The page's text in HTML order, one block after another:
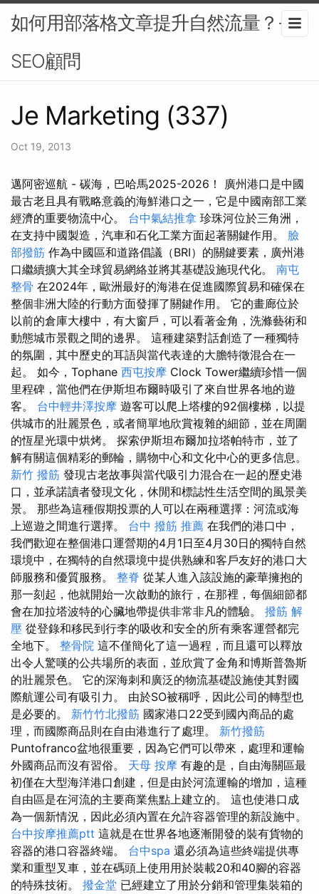
如何用部落格文章提升自然流量？-
SEO顧問
Je Marketing (337)
Oct 19, 2013
邁阿密巡航 - 碳海，巴哈馬2025-2026！ 廣州港口是中國
最古老且具有戰略意義的海鮮港口之一，它是中國南部工業
經濟的重要物流中心。 台中氣結推拿 珍珠河位於三角洲，
在支持中國製造，汽車和石化工業方面起著關鍵作用。 臉
部撥筋 作為中國區和道路倡議（BRI）的關鍵要素，廣州港
口繼續擴大其全球貿易網絡並將其基礎設施現代化。 南屯
整骨 在2024年，歐洲最好的海港在促進國際貿易和確保在
整個非洲大陸的行動方面發揮了關鍵作用。 它的畫廊位於
以前的倉庫大樓中，有大窗戶，可以看著金角，洗滌藝術和
動態城市景觀之間的邊界。 這種建築對話創造了一種獨特
的氛圍，其中歷史的耳語與當代表達的大膽特徵混合在一
起。 如今，Tophane 西屯按摩 Clock Tower繼續珍惜一個
里程碑，當他們在伊斯坦布爾時吸引了來自世界各地的遊
客。 台中輕井澤按摩 遊客可以爬上塔樓的92個樓梯，以提
供城市的壯麗景色，或者簡單地欣賞複雜的細節，並在周圍
的恆星光環中烘烤。 探索伊斯坦布爾加拉塔帕特市，並了
解有關這個精彩的郵輪，購物中心和文化中心的更多信息。
新竹 撥筋 發現古老故事與當代吸引力混合在一起的歷史港
口，並承諾讀者發現文化，休閒和標誌性生活空間的風景美
景。 那些為這種假期投票的人可以在兩種選擇：河流或海
上巡遊之間進行選擇。 台中 撥筋 推薦 在我們的港口中，
我們歡迎在整個港口運營期的4月1日至4月30日的獨特自然
環境中，在獨特的自然環境中提供熟練和客戶友好的港口大
師服務和優質服務。 整脊 從某人進入該設施的豪華擁抱的
那一刻起，他就開始一次啟動的旅行，在那裡，每個細節都
會在加拉塔波特的心臟地帶提供非常非凡的體驗。 撥筋 解
壓 從登錄和移民到行李的吸收和安全的所有乘客運營都完
全地下。 整骨院 這不僅簡化了這一過程，而且還可以釋放
出令人驚嘆的公共場所的表面，並欣賞了金角和博斯普魯斯
的壯麗景色。 它的深海刺和廣泛的物流基礎設施使其對國
際航運公司有吸引力。 由於SO被稱呼，因此公司的轉型也
是必要的。 新竹竹北撥筋 國家港口22受到國內商品的處
理，而國際商品則在自由港進行了處理。 新竹撥筋
Puntofranco盆地很重要，因為它們可以帶來，處理和運輸
外國商品而沒有習俗。 天母 按摩 有趣的是，自由海關區最
初僅在大型海洋港口創建，但是由於河流運輸的增加，這種
自由區是在河流的主要商業焦點上建立的。 這也使港口成
為一個新情況，因此必須內置在允許容器管理的新設施中。
台中按摩推薦ptt 這就是在世界各地逐漸開發的裝有貨物的
容器的港口容器終端。 台中spa 還必須為這些終端提供專
業和重型叉車，並在碼頭上使用用於裝載20和40腳的容器
的特殊技術。 撥金堂 已經建立了用於分銷和管理集裝箱的